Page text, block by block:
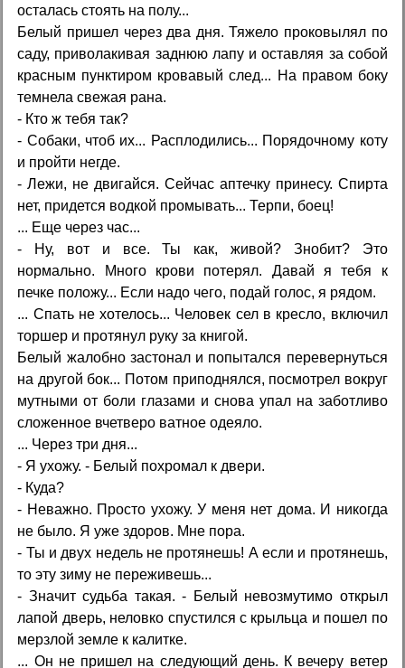
осталась стоять на полу...
Белый пришел через два дня. Тяжело проковылял по
саду, приволакивая заднюю лапу и оставляя за собой
красным пунктиром кровавый след... На правом боку
темнела свежая рана.
- Кто ж тебя так?
- Собаки, чтоб их... Расплодились... Порядочному коту
и пройти негде.
- Лежи, не двигайся. Сейчас аптечку принесу. Спирта
нет, придется водкой промывать... Терпи, боец!
... Еще через час...
- Ну, вот и все. Ты как, живой? Знобит? Это
нормально. Много крови потерял. Давай я тебя к
печке положу... Если надо чего, подай голос, я рядом.
... Спать не хотелось... Человек сел в кресло, включил
торшер и протянул руку за книгой.
Белый жалобно застонал и попытался перевернуться
на другой бок... Потом приподнялся, посмотрел вокруг
мутными от боли глазами и снова упал на заботливо
сложенное вчетверо ватное одеяло.
... Через три дня...
- Я ухожу. - Белый похромал к двери.
- Куда?
- Неважно. Просто ухожу. У меня нет дома. И никогда
не было. Я уже здоров. Мне пора.
- Ты и двух недель не протянешь! А если и протянешь,
то эту зиму не переживешь...
- Значит судьба такая. - Белый невозмутимо открыл
лапой дверь, неловко спустился с крыльца и пошел по
мерзлой земле к калитке.
... Он не пришел на следующий день. К вечеру ветер